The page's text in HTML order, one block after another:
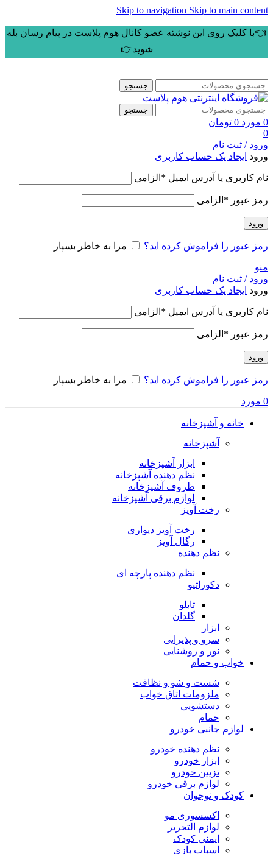
Skip to navigation Skip to main content
👈با کلیک روی این نوشته عضو کانال هوم پلاست در پیام رسان بله
شوید👉
جستجو
جستجو
0 مورد 0 تومان
0
ورود / ثبت نام
ورود ایجاد یک حساب کاربری
نام کاربری یا آدرس ایمیل * الزامی
رمز عبور * الزامی
ورود
رمز عبور را فراموش کرده اید؟ مرا به خاطر بسپار
منو
ورود / ثبت نام
ورود ایجاد یک حساب کاربری
نام کاربری یا آدرس ایمیل * الزامی
رمز عبور * الزامی
ورود
رمز عبور را فراموش کرده اید؟ مرا به خاطر بسپار
0 مورد
خانه و آشپزخانه
آشپزخانه
ابزار آشپزخانه
نظم دهنده آشپزخانه
ظروف آشپزخانه
لوازم برقی آشپزخانه
رخت آویز
رخت آویز دیواری
رگال آویز
نظم دهنده
نظم دهنده پارچه ای
دکوراتیو
تابلو
گلدان
ابزار
سرو و پذیرایی
نور و روشنایی
خواب و حمام
شست و شو و نظافت
ملزومات اتاق خواب
دستشویی
حمام
لوازم جانبی خودرو
نظم دهنده خودرو
ابزار خودرو
تزیین خودرو
لوازم برقی خودرو
کودک و نوجوان
اکسسوری مو
لوازم التحریر
ایمنی کودک
اسباب بازی